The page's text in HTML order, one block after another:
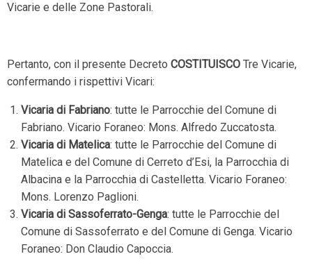
Vicarie e delle Zone Pastorali.
Pertanto, con il presente Decreto COSTITUISCO Tre Vicarie,
confermando i rispettivi Vicari:
Vicaria di Fabriano: tutte le Parrocchie del Comune di
Fabriano. Vicario Foraneo: Mons. Alfredo Zuccatosta.
Vicaria di Matelica: tutte le Parrocchie del Comune di
Matelica e del Comune di Cerreto d’Esi, la Parrocchia di
Albacina e la Parrocchia di Castelletta. Vicario Foraneo:
Mons. Lorenzo Paglioni.
Vicaria di Sassoferrato-Genga: tutte le Parrocchie del
Comune di Sassoferrato e del Comune di Genga. Vicario
Foraneo: Don Claudio Capoccia.